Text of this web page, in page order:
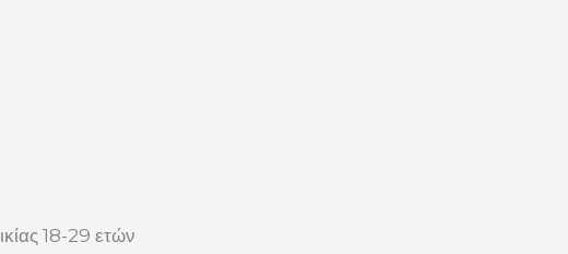
18-29 ετών